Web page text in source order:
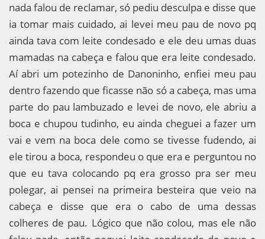
nada falou de reclamar, só pediu desculpa e disse que
ia tomar mais cuidado, ai levei meu pau de novo pq
ainda tava com leite condesado e ele deu umas duas
mamadas na cabeça e falou que era leite condesado.
Aí abri um potezinho de Danoninho, enfiei meu pau
dentro fazendo que ficasse não só a cabeça, mas uma
parte do pau lambuzado e levei de novo, ele abriu a
boca e chupou tudinho, eu ainda cheguei a fazer um
vai e vem na boca dele como se tivesse fudendo, ai
ele tirou a boca, respondeu o que era e perguntou no
que eu tava colocando pq era grosso pra ser meu
polegar, ai pensei na primeira besteira que veio na
cabeça e disse que era o cabo de uma dessas
colheres de pau. Lógico que não colou, mas ele não